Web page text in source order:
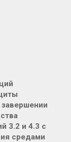
3.2 и 4.3 с
средами